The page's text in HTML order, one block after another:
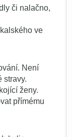
či nalačno,
ve
Není
stravy.
ženy.
přímému